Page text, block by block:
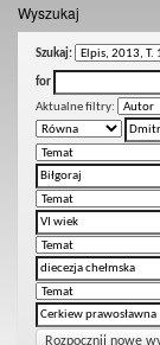
Wyszukaj
Szukaj:
for
Aktualne filtry:
Rozpocznij nowe